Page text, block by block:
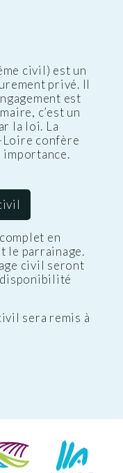
civil) est un
privé. Il
est
c’est un
la loi. La
Loire confère
importance.
en
le parrainage.
civil seront
sera remis à